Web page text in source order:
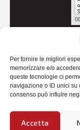
Per fornire le migliori
memorizzare e/o
queste tecnologie ci
navigazione o ID unici su
consenso può influire
Accetta